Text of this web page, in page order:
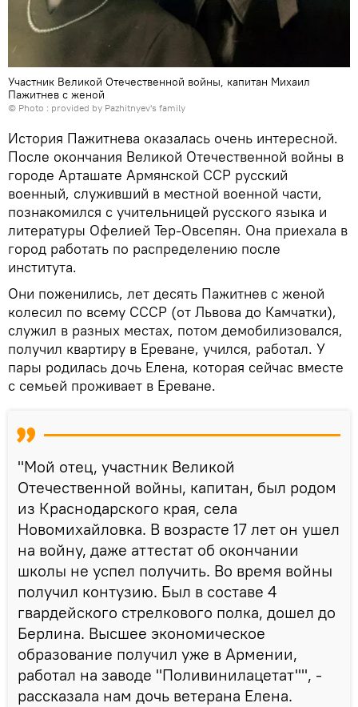
Участник Великой Отечественной войны, капитан Михаил
Пажитнев с женой
© Photo : provided by Pazhitnyev's family
История Пажитнева оказалась очень интересной.
После окончания Великой Отечественной войны в
городе Арташате Армянской ССР русский
военный, служивший в местной военной части,
познакомился с учительницей русского языка и
литературы Офелией Тер-Овсепян. Она приехала в
город работать по распределению после
института.
Они поженились, лет десять Пажитнев с женой
колесил по всему СССР (от Львова до Камчатки),
служил в разных местах, потом демобилизовался,
получил квартиру в Ереване, учился, работал. У
пары родилась дочь Елена, которая сейчас вместе
с семьей проживает в Ереване.
"Мой отец, участник Великой
Отечественной войны, капитан, был родом
из Краснодарского края, села
Новомихайловка. В возрасте 17 лет он ушел
на войну, даже аттестат об окончании
школы не успел получить. Во время войны
получил контузию. Был в составе 4
гвардейского стрелкового полка, дошел до
Берлина. Высшее экономическое
образование получил уже в Армении,
работал на заводе "Поливинилацетат"", -
рассказала нам дочь ветерана Елена.